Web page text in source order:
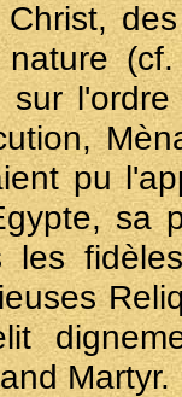
sur
pu
sa
les
Martyr.